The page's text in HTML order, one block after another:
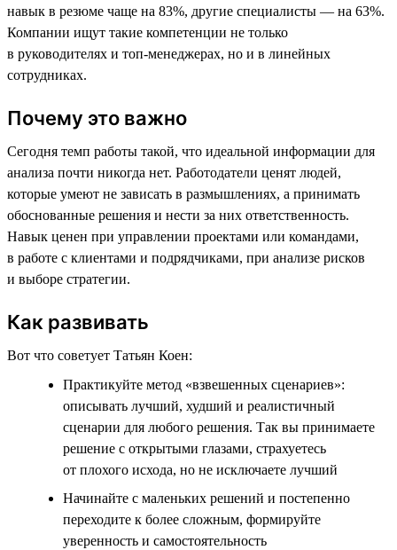
навык в резюме чаще на 83%, другие специалисты — на 63%.
Компании ищут такие компетенции не только
в руководителях и топ-менеджерах, но и в линейных
сотрудниках.
Почему это важно
Сегодня темп работы такой, что идеальной информации для
анализа почти никогда нет. Работодатели ценят людей,
которые умеют не зависать в размышлениях, а принимать
обоснованные решения и нести за них ответственность.
Навык ценен при управлении проектами или командами,
в работе с клиентами и подрядчиками, при анализе рисков
и выборе стратегии.
Как развивать
Вот что советует Татьян Коен:
Практикуйте метод «взвешенных сценариев»:
описывать лучший, худший и реалистичный
сценарии для любого решения. Так вы принимаете
решение с открытыми глазами, страхуетесь
от плохого исхода, но не исключаете лучший
Начинайте с маленьких решений и постепенно
переходите к более сложным, формируйте
уверенность и самостоятельность